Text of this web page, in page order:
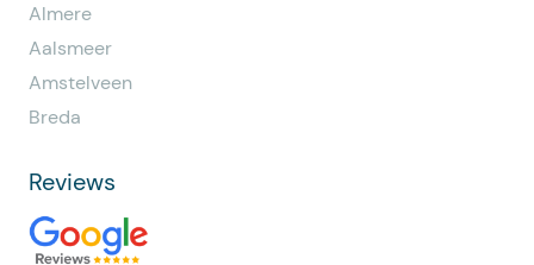
Almere
Aalsmeer
Amstelveen
Breda
Reviews